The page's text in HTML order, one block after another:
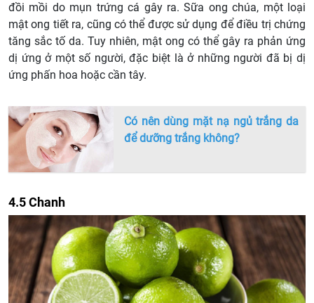
đồi mồi do mụn trứng cá gây ra. Sữa ong chúa, một loại
mật ong tiết ra, cũng có thể được sử dụng để điều trị chứng
tăng sắc tố da. Tuy nhiên, mật ong có thể gây ra phản ứng
dị ứng ở một số người, đặc biệt là ở những người đã bị dị
ứng phấn hoa hoặc cần tây.
Có nên dùng mặt nạ ngủ trắng da
để dưỡng trắng không?
4.5 Chanh